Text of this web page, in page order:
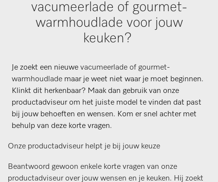
vacumeerlade of gourmet-
warmhoudlade voor jouw
keuken?
Je zoekt een nieuwe vacumeerlade of gourmet-
warmhoudlade maar je weet niet waar je moet beginnen.
Klinkt dit herkenbaar? Maak dan gebruik van onze
productadviseur om het juiste model te vinden dat past
bij jouw behoeften en wensen. Kom er snel achter met
behulp van deze korte vragen.
Onze productadviseur helpt je bij jouw keuze
Beantwoord gewoon enkele korte vragen van onze
productadviseur over jouw wensen en je keuken. Hij zoekt